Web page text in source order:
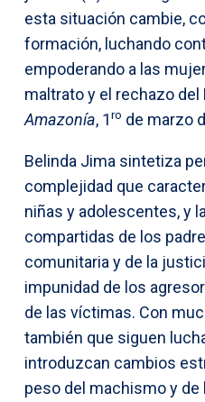
esta situación cambie,
formación, luchando
empoderando a las
maltrato y el rechazo del
Amazonía, 1ro de marzo
Belinda Jima sintetiza
complejidad que
niñas y adolescentes, y
compartidas de los
comunitaria y de la
impunidad de los
de las víctimas. Con
también que siguen
introduzcan cambios
peso del machismo y